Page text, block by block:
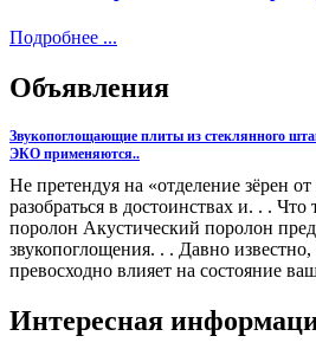
Подробнее ...
Объявления
Звукопоглощающие плиты из стеклянного
ЭКО применяются..
Не претендуя на «отделение зёрен
разобраться в достоинствах и. . . Что
поролон Акустический поролон
звукопоглощения. . . Давно
превосходно влияет на состояние
Интересная